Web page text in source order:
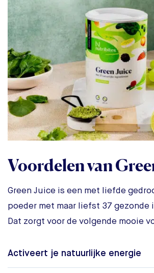
Voordelen van
Green Juice is een met liefde
poeder met maar liefst 37 gezonde
Dat zorgt voor de volgende mooie
Activeert je natuurlijke energie